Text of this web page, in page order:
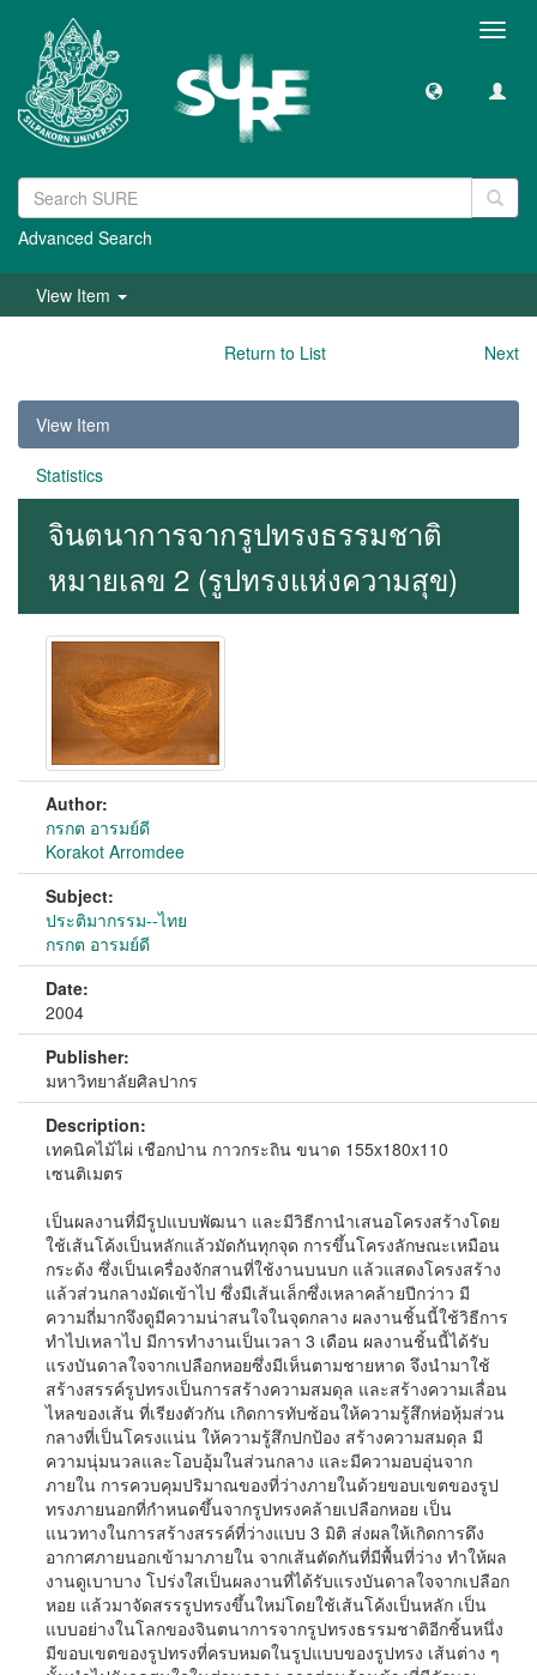
Advanced Search
View Item
Return to List Next
View Item
Statistics
จินตนาการจากรูปทรงธรรมชาติ
หมายเลข 2 (รูปทรงแห่งความสุข)
Author:
กรกต อารมย์ดี
Korakot Arromdee
Subject:
ประติมากรรม--ไทย
กรกต อารมย์ดี
Date:
2004
Publisher:
มหาวิทยาลัยศิลปากร
Description:
เทคนิคไม้ไผ่ เชือกป่าน กาวกระถิน ขนาด 155x180x110
เซนติเมตร
เป็นผลงานที่มีรูปแบบพัฒนา และมีวิธีกานำเสนอโครงสร้างโดย
ใช้เส้นโค้งเป็นหลักแล้วมัดกันทุกจุด การขึ้นโครงลักษณะเหมือน
กระด้ง ซึ่งเป็นเครื่องจักสานที่ใช้งานบนบก แล้วแสดงโครงสร้าง
แล้วส่วนกลางมัดเข้าไป ซึ่งมีเส้นเล็กซึ่งเหลาคล้ายปีกว่าว มี
ความถี่มากจึงดูมีความน่าสนใจในจุดกลาง ผลงานชิ้นนี้ใช้วิธีการ
ทำไปเหลาไป มีการทำงานเป็นเวลา 3 เดือน ผลงานชิ้นนี้ได้รับ
แรงบันดาลใจจากเปลือกหอยซึ่งมีเห็นตามชายหาด จึงนำมาใช้
สร้างสรรค์รูปทรงเป็นการสร้างความสมดุล และสร้างความเลื่อน
ไหลของเส้น ที่เรียงตัวกัน เกิดการทับซ้อนให้ความรู้สึกห่อหุ้มส่วน
กลางที่เป็นโครงแน่น ให้ความรู้สึกปกป้อง สร้างความสมดุล มี
ความนุ่มนวลและโอบอุ้มในส่วนกลาง และมีความอบอุ่นจาก
ภายใน การควบคุมปริมาณของที่ว่างภายในด้วยขอบเขตของรูป
ทรงภายนอกที่กำหนดขึ้นจากรูปทรงคล้ายเปลือกหอย เป็น
แนวทางในการสร้างสรรค์ที่ว่างแบบ 3 มิติ ส่งผลให้เกิดการดึง
อากาศภายนอกเข้ามาภายใน จากเส้นตัดกันที่มีพื้นที่ว่าง ทำให้ผล
งานดูเบาบาง โปร่งใสเป็นผลงานที่ได้รับแรงบันดาลใจจากเปลือก
หอย แล้วมาจัดสรรรูปทรงขึ้นใหม่โดยใช้เส้นโค้งเป็นหลัก เป็น
แบบอย่างในโลกของจินตนาการจากรูปทรงธรรมชาติอีกชิ้นหนึ่ง
มีขอบเขตของรูปทรงที่ครบหมดในรูปแบบของรูปทรง เส้นต่าง ๆ